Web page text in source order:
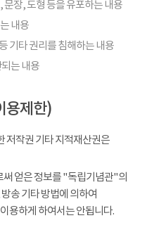
장, 도형 등을 유포하는 내용
내용
기타 권리를 침해하는 내용
는 내용
용제한)
저작권 기타 지적재산권은
얻은 정보를 "독립기념관"의
송 기타 방법에 의하여
용하게 하여서는 안됩니다.